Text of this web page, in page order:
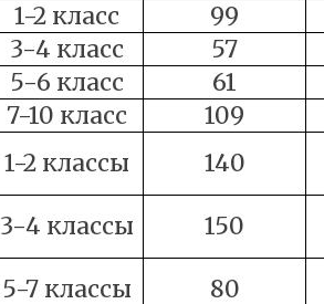
1-2 класс
99
3-4 класс
57
5-6 класс
61
7-10 класс
109
1-2 классы 140
3-4 классы 150
5-7 классы 80